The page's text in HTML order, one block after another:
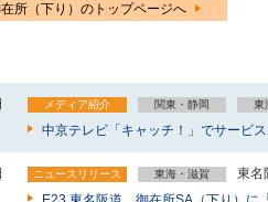
所（下り）のトップページへ
メディア紹介 関東・静岡 東
中京テレビ「キャッチ！」でサービ
ニュースリリース 東海・滋賀
東名